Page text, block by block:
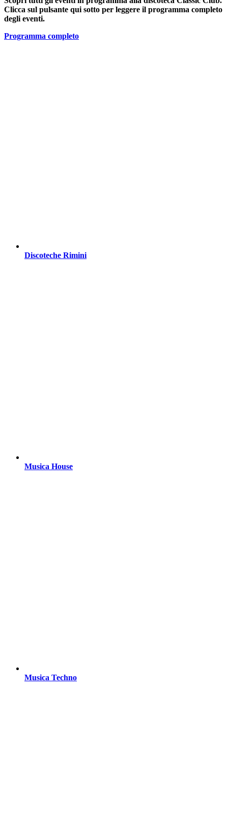
Clicca sul pulsante qui sotto per leggere il programma completo
degli eventi.
Programma completo
Discoteche Rimini
Musica House
Musica Techno